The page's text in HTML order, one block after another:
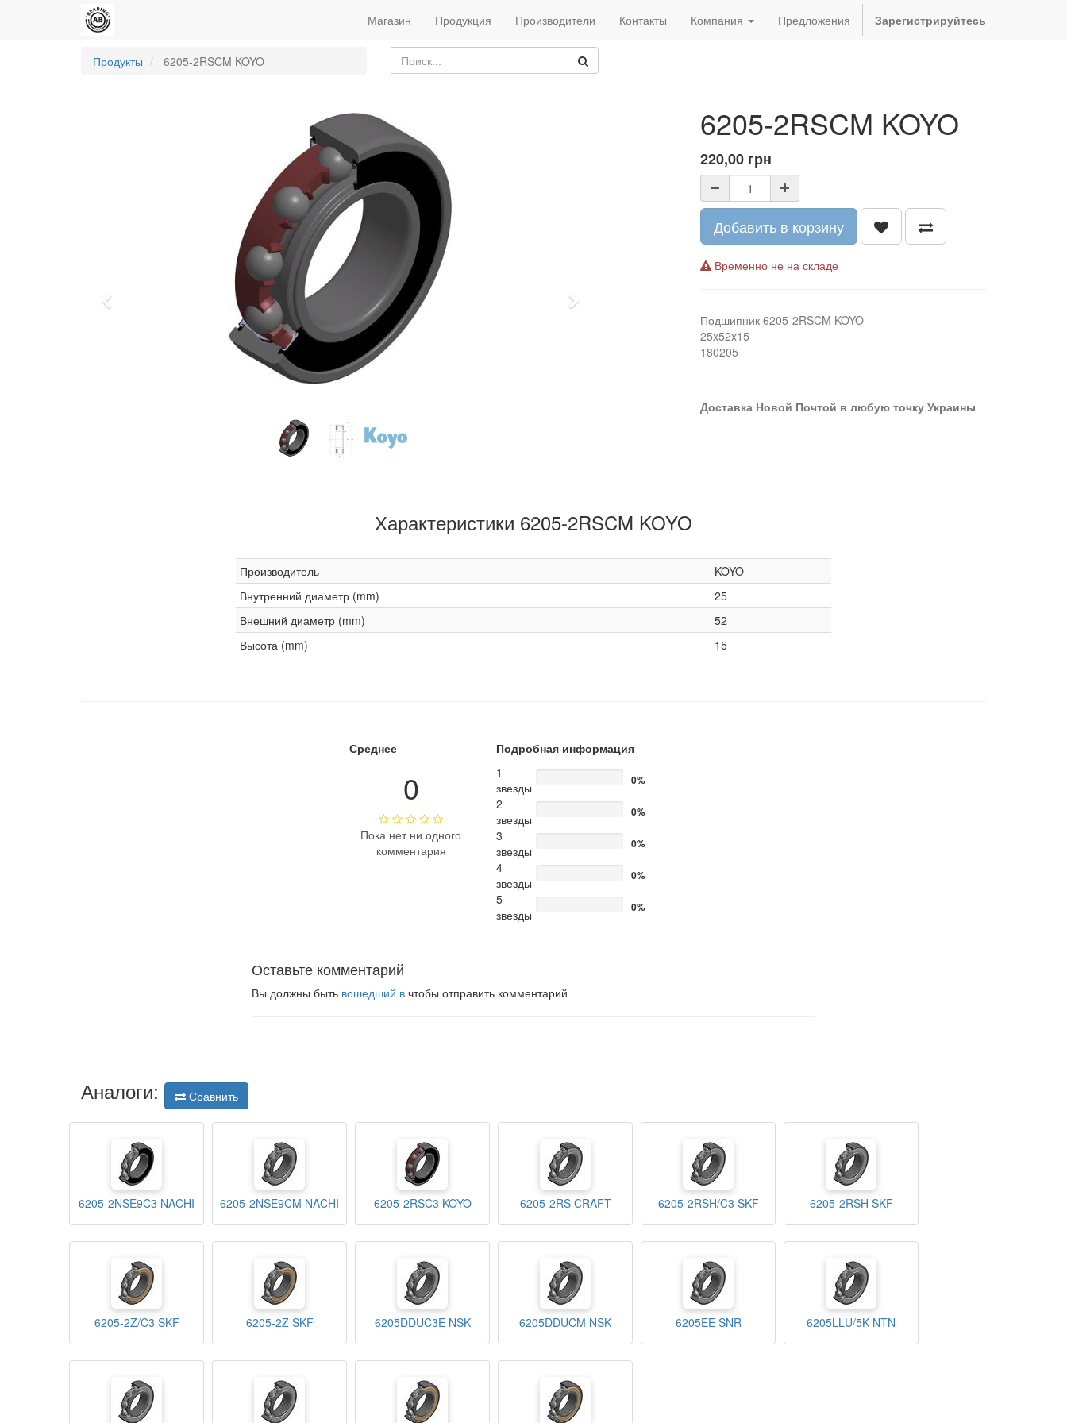
Магазин Продукция Производители Контакты Компания Предложения Зарегистрируйтесь
Продукты 6205-2RSCM KOYO
Next
6205-2RSCM KOYO
220,00 грн
Добавить в корзину
Временно не на складе
Подшипник 6205-2RSCM KOYO
25x52x15
180205
Доставка Новой Почтой в любую точку Украины
Характеристики 6205-2RSCM KOYO
Производитель
KOYO
Внутренний диаметр (mm)
25
Внешний диаметр (mm)
52
Высота (mm)
15
Среднее
0
Пока нет ни одного
комментария
Подробная информация
1
звезды
0%
2
звезды
0%
3
звезды
0%
4
звезды
0%
5
звезды
0%
Оставьте комментарий
Вы должны быть вошедший в чтобы отправить комментарий
Аналоги: Сравнить
6205-2NSE9C3 NACHI 6205-2NSE9CM NACHI 6205-2RSC3 KOYO 6205-2RS CRAFT 6205-2RSH/C3 SKF 6205-2RSH SKF
6205-2Z/C3 SKF 6205-2Z SKF 6205DDUC3E NSK 6205DDUCM NSK 6205EE SNR 6205LLU/5K NTN